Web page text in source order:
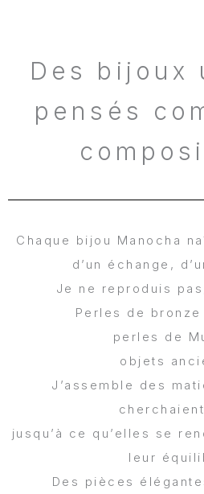
Des bijoux
pensés
Chaque bijou Manocha
d’un échange,
Je ne reproduis
Perles de
perles de
objets
J’assemble des
jusqu’à ce qu’elles se
leur
Des pièces